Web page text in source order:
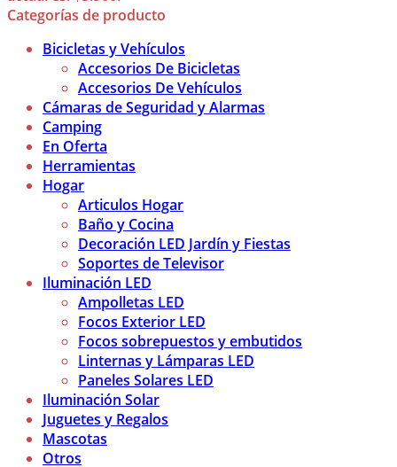
Categorías de producto
Bicicletas y Vehículos
Accesorios De Bicicletas
Accesorios De Vehículos
Cámaras de Seguridad y Alarmas
Camping
En Oferta
Herramientas
Hogar
Articulos Hogar
Baño y Cocina
Decoración LED Jardín y Fiestas
Soportes de Televisor
Iluminación LED
Ampolletas LED
Focos Exterior LED
Focos sobrepuestos y embutidos
Linternas y Lámparas LED
Paneles Solares LED
Iluminación Solar
Juguetes y Regalos
Mascotas
Otros